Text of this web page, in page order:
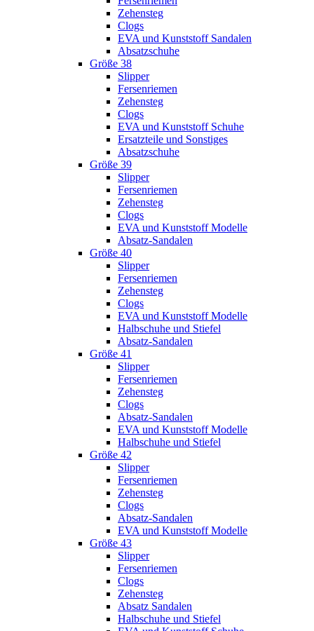
Zehensteg
Clogs
EVA und Kunststoff Sandalen
Absatzschuhe
Größe 38
Slipper
Fersenriemen
Zehensteg
Clogs
EVA und Kunststoff Schuhe
Ersatzteile und Sonstiges
Absatzschuhe
Größe 39
Slipper
Fersenriemen
Zehensteg
Clogs
EVA und Kunststoff Modelle
Absatz-Sandalen
Größe 40
Slipper
Fersenriemen
Zehensteg
Clogs
EVA und Kunststoff Modelle
Halbschuhe und Stiefel
Absatz-Sandalen
Größe 41
Slipper
Fersenriemen
Zehensteg
Clogs
Absatz-Sandalen
EVA und Kunststoff Modelle
Halbschuhe und Stiefel
Größe 42
Slipper
Fersenriemen
Zehensteg
Clogs
Absatz-Sandalen
EVA und Kunststoff Modelle
Größe 43
Slipper
Fersenriemen
Clogs
Zehensteg
Absatz Sandalen
Halbschuhe und Stiefel